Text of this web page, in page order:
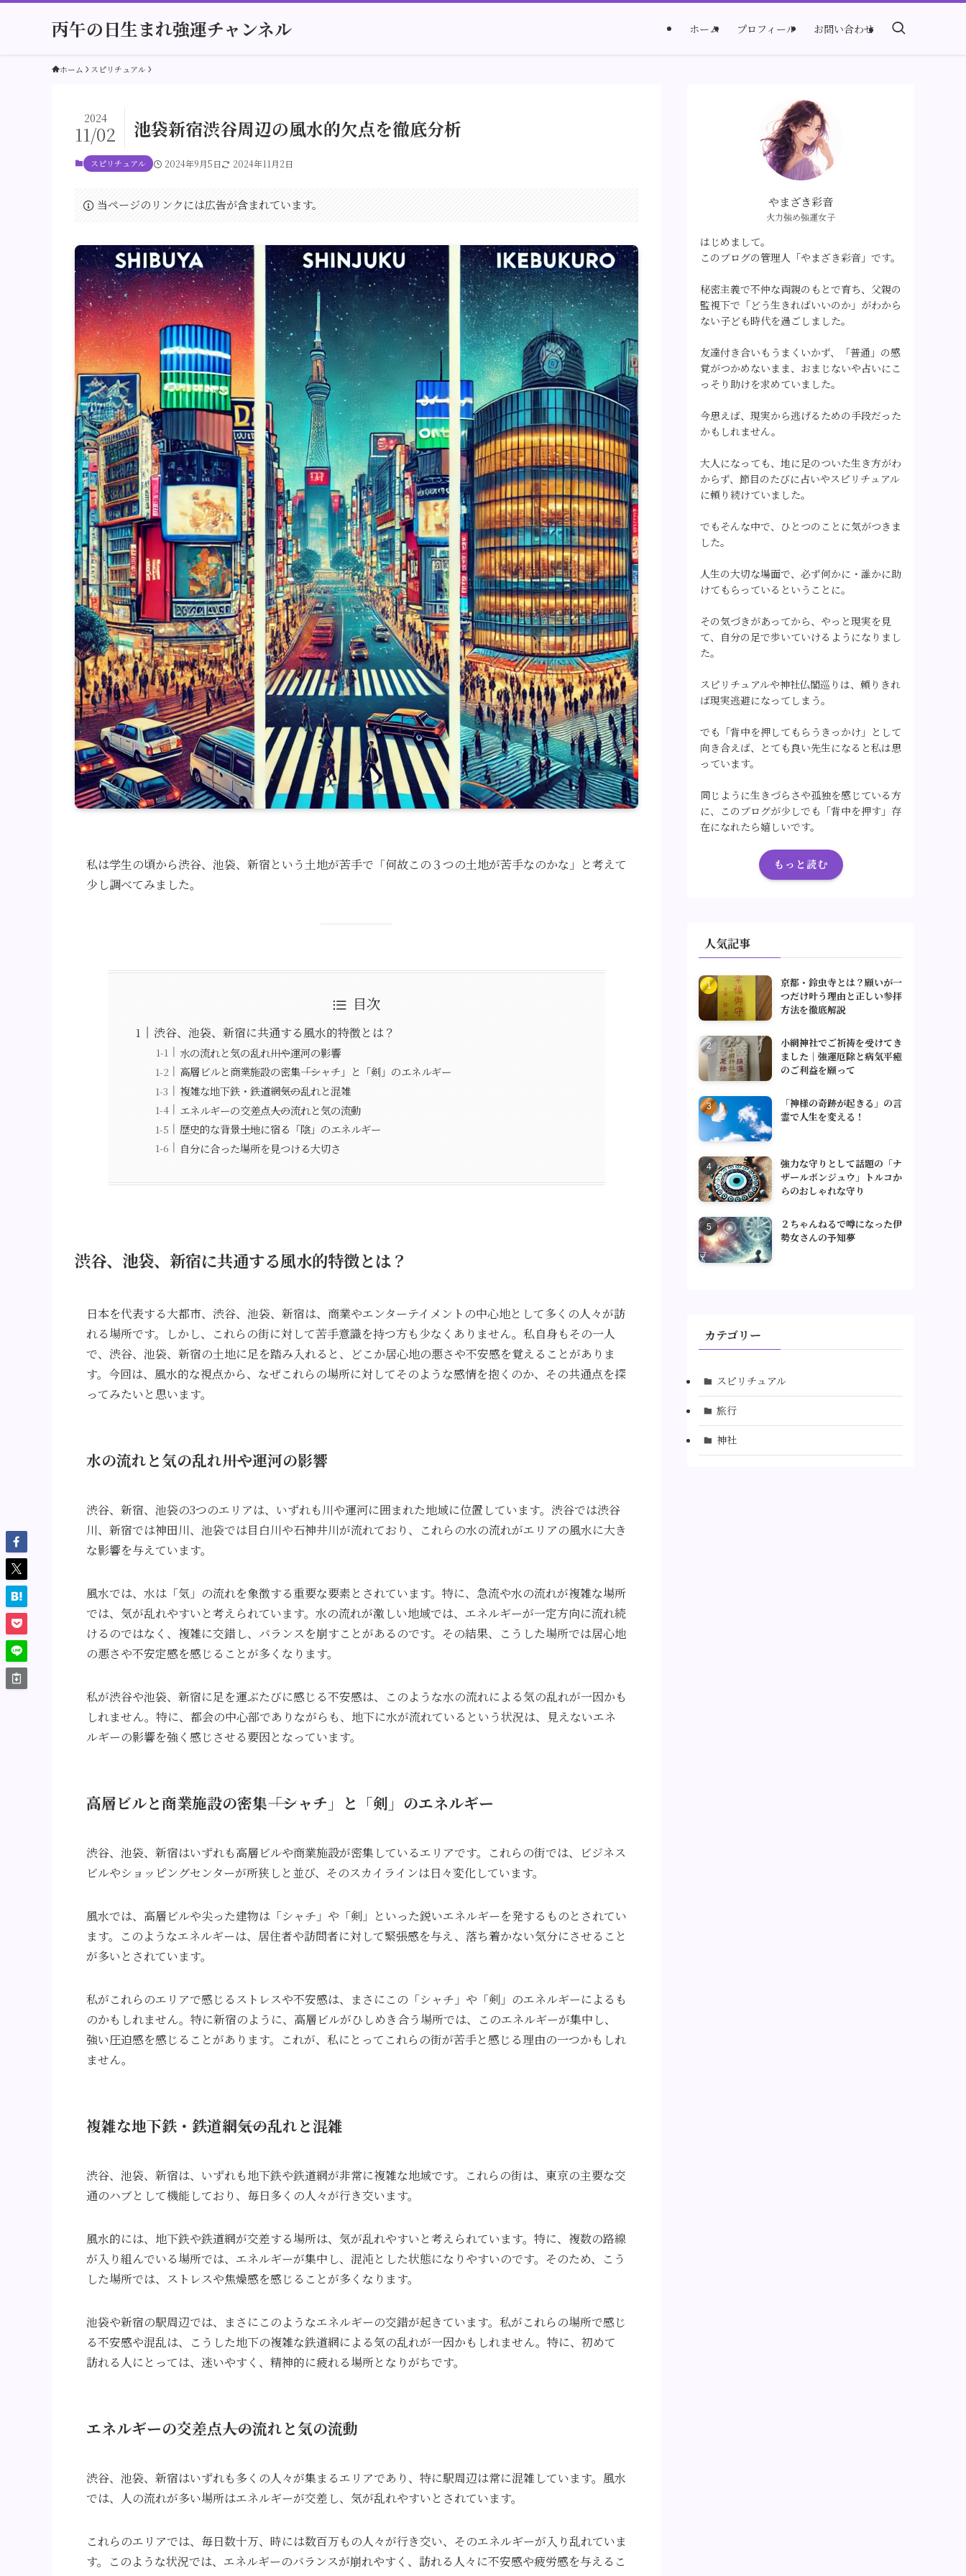
丙午の日生まれ強運チャンネル ホーム プロフィール お問い合わせ
ホーム スピリチュアル
池袋新宿渋谷周辺の風水的欠点を徹底分析
2024
11/02
スピリチュアル 2024年9月5日 2024年11月2日
当ページのリンクには広告が含まれています。
私は学生の頃から渋谷、池袋、新宿という土地が苦手で「何故この３つの土地が苦手なのかな」と考えて
少し調べてみました。
目次
渋谷、池袋、新宿に共通する風水的特徴とは？
水の流れと気の乱れ――川や運河の影響
高層ビルと商業施設の密集――「シャチ」と「剣」のエネルギー
複雑な地下鉄・鉄道網――気の乱れと混雑
エネルギーの交差点――人の流れと気の流動
歴史的な背景――土地に宿る「陰」のエネルギー
自分に合った場所を見つける大切さ
渋谷、池袋、新宿に共通する風水的特徴とは？
日本を代表する大都市、渋谷、池袋、新宿は、商業やエンターテイメントの中心地として多くの人々が訪
れる場所です。しかし、これらの街に対して苦手意識を持つ方も少なくありません。私自身もその一人
で、渋谷、池袋、新宿の土地に足を踏み入れると、どこか居心地の悪さや不安感を覚えることがありま
す。今回は、風水的な視点から、なぜこれらの場所に対してそのような感情を抱くのか、その共通点を探
ってみたいと思います。
水の流れと気の乱れ――川や運河の影響
渋谷、新宿、池袋の3つのエリアは、いずれも川や運河に囲まれた地域に位置しています。渋谷では渋谷
川、新宿では神田川、池袋では目白川や石神井川が流れており、これらの水の流れがエリアの風水に大き
な影響を与えています。
風水では、水は「気」の流れを象徴する重要な要素とされています。特に、急流や水の流れが複雑な場所
では、気が乱れやすいと考えられています。水の流れが激しい地域では、エネルギーが一定方向に流れ続
けるのではなく、複雑に交錯し、バランスを崩すことがあるのです。その結果、こうした場所では居心地
の悪さや不安定感を感じることが多くなります。
私が渋谷や池袋、新宿に足を運ぶたびに感じる不安感は、このような水の流れによる気の乱れが一因かも
しれません。特に、都会の中心部でありながらも、地下に水が流れているという状況は、見えないエネ
ルギーの影響を強く感じさせる要因となっています。
高層ビルと商業施設の密集――「シャチ」と「剣」のエネルギー
渋谷、池袋、新宿はいずれも高層ビルや商業施設が密集しているエリアです。これらの街では、ビジネス
ビルやショッピングセンターが所狭しと並び、そのスカイラインは日々変化しています。
風水では、高層ビルや尖った建物は「シャチ」や「剣」といった鋭いエネルギーを発するものとされてい
ます。このようなエネルギーは、居住者や訪問者に対して緊張感を与え、落ち着かない気分にさせること
が多いとされています。
私がこれらのエリアで感じるストレスや不安感は、まさにこの「シャチ」や「剣」のエネルギーによるも
のかもしれません。特に新宿のように、高層ビルがひしめき合う場所では、このエネルギーが集中し、
強い圧迫感を感じることがあります。これが、私にとってこれらの街が苦手と感じる理由の一つかもしれ
ません。
複雑な地下鉄・鉄道網――気の乱れと混雑
渋谷、池袋、新宿は、いずれも地下鉄や鉄道網が非常に複雑な地域です。これらの街は、東京の主要な交
通のハブとして機能しており、毎日多くの人々が行き交います。
風水的には、地下鉄や鉄道網が交差する場所は、気が乱れやすいと考えられています。特に、複数の路線
が入り組んでいる場所では、エネルギーが集中し、混沌とした状態になりやすいのです。そのため、こう
した場所では、ストレスや焦燥感を感じることが多くなります。
池袋や新宿の駅周辺では、まさにこのようなエネルギーの交錯が起きています。私がこれらの場所で感じ
る不安感や混乱は、こうした地下の複雑な鉄道網による気の乱れが一因かもしれません。特に、初めて
訪れる人にとっては、迷いやすく、精神的に疲れる場所となりがちです。
エネルギーの交差点――人の流れと気の流動
渋谷、池袋、新宿はいずれも多くの人々が集まるエリアであり、特に駅周辺は常に混雑しています。風水
では、人の流れが多い場所はエネルギーが交差し、気が乱れやすいとされています。
これらのエリアでは、毎日数十万、時には数百万もの人々が行き交い、そのエネルギーが入り乱れていま
す。このような状況では、エネルギーのバランスが崩れやすく、訪れる人々に不安感や疲労感を与えるこ
やまざき彩音
火力強め強運女子
はじめまして。
このブログの管理人「やまざき彩音」です。
秘密主義で不仲な両親のもとで育ち、父親の
監視下で「どう生きればいいのか」がわから
ない子ども時代を過ごしました。
友達付き合いもうまくいかず、「普通」の感
覚がつかめないまま、おまじないや占いにこ
っそり助けを求めていました。
今思えば、現実から逃げるための手段だった
かもしれません。
大人になっても、地に足のついた生き方がわ
からず、節目のたびに占いやスピリチュアル
に頼り続けていました。
でもそんな中で、ひとつのことに気がつきま
した。
人生の大切な場面で、必ず何かに・誰かに助
けてもらっているということに。
その気づきがあってから、やっと現実を見
て、自分の足で歩いていけるようになりまし
た。
スピリチュアルや神社仏閣巡りは、頼りきれ
ば現実逃避になってしまう。
でも「背中を押してもらうきっかけ」として
向き合えば、とても良い先生になると私は思
っています。
同じように生きづらさや孤独を感じている方
に、このブログが少しでも「背中を押す」存
在になれたら嬉しいです。
もっと読む
人気記事
京都・鈴虫寺とは？願いが一
つだけ叶う理由と正しい参拝
方法を徹底解説
小網神社でご祈祷を受けてき
ました｜強運厄除と病気平癒
のご利益を願って
「神様の奇跡が起きる」の言
霊で人生を変える！
強力な守りとして話題の「ナ
ザールボンジュウ」トルコか
らのおしゃれな守り
２ちゃんねるで噂になった伊
勢女さんの予知夢
カテゴリー
スピリチュアル
旅行
神社